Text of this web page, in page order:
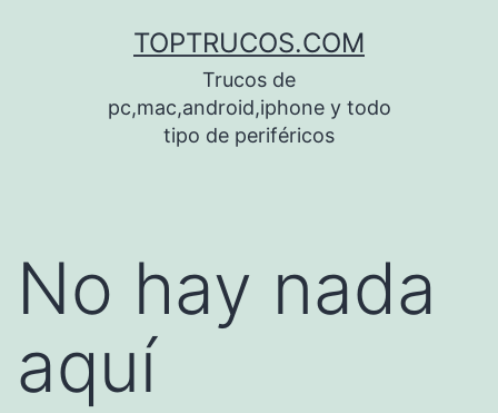
TOPTRUCOS.COM
Trucos de
pc,mac,android,iphone y todo
tipo de periféricos
No hay nada
aquí